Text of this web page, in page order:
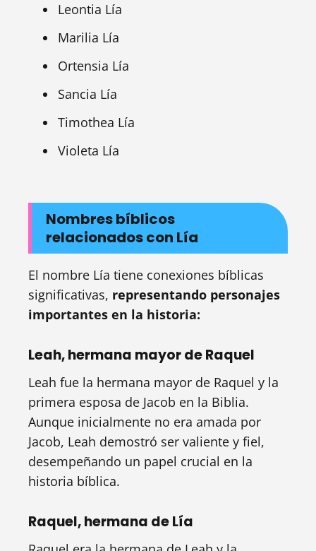
Leontia Lía
Marilia Lía
Ortensia Lía
Sancia Lía
Timothea Lía
Violeta Lía
Nombres bíblicos
relacionados con Lía
El nombre Lía tiene conexiones bíblicas
significativas, representando personajes
importantes en la historia:
Leah, hermana mayor de Raquel
Leah fue la hermana mayor de Raquel y la
primera esposa de Jacob en la Biblia.
Aunque inicialmente no era amada por
Jacob, Leah demostró ser valiente y fiel,
desempeñando un papel crucial en la
historia bíblica.
Raquel, hermana de Lía